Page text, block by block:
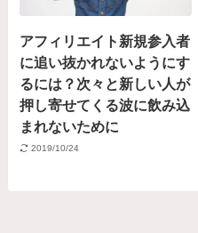
アフィリエイト新規参入者
に追い抜かれないようにす
るには？次々と新しい人が
押し寄せてくる波に飲み込
まれないために
2019/10/24